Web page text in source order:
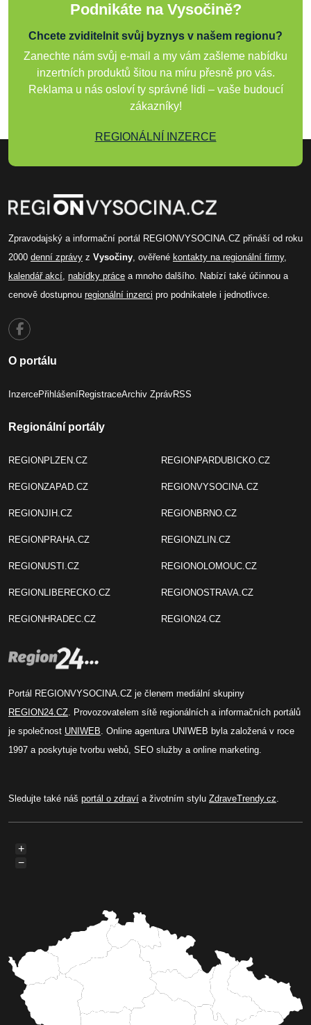
Podnikáte na Vysočině?
Chcete zviditelnit svůj byznys v našem regionu?
Zanechte nám svůj e-mail a my vám zašleme nabídku
inzertních produktů šitou na míru přesně pro vás.
Reklama u nás osloví ty správné lidi – vaše budoucí
zákazníky!
REGIONÁLNÍ INZERCE
Zpravodajský a informační portál REGIONVYSOCINA.CZ přináší od roku
2000 denní zprávy z Vysočiny , ověřené kontakty na regionální firmy,
kalendář akcí nabídky práce a mnoho dalšího. Nabízí také účinnou a
cenově dostupnou regionální inzerci pro podnikatele i jednotlivce.
O portálu
InzercePřihlášeníRegistraceArchiv ZprávRSS
Regionální portály
REGIONPLZEN.CZ
REGIONZAPAD.CZ
REGIONJIH.CZ
REGIONPRAHA.CZ
REGIONUSTI.CZ
REGIONLIBERECKO.CZ
REGIONHRADEC.CZ
REGIONPARDUBICKO.CZ
REGIONVYSOCINA.CZ
REGIONBRNO.CZ
REGIONZLIN.CZ
REGIONOLOMOUC.CZ
REGIONOSTRAVA.CZ
REGION24.CZ
Portál REGIONVYSOCINA.CZ je členem mediální skupiny
REGION24.CZ . Provozovatelem sítě regionálních a informačních portálů
je společnost UNIWEB . Online agentura UNIWEB byla založená v roce
1997 a poskytuje tvorbu webů, SEO služby a online marketing.
Sledujte také náš portál o zdraví a životním stylu ZdraveTrendy.cz
+
−